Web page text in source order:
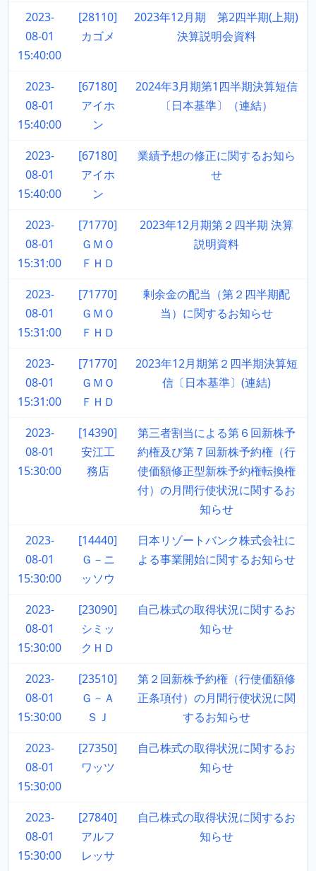
2023-
08-01
15:40:00
[28110]
カゴメ
2023年12月期 第2四半期(上期)
決算説明会資料
2023-
08-01
15:40:00
[67180]
アイホ
ン
2024年3月期第1四半期決算短信
〔日本基準〕（連結）
2023-
08-01
15:40:00
[67180]
アイホ
ン
業績予想の修正に関するお知ら
せ
2023-
08-01
15:31:00
[71770]
ＧＭＯ
ＦＨＤ
2023年12月期第２四半期 決算
説明資料
2023-
08-01
15:31:00
[71770]
ＧＭＯ
ＦＨＤ
剰余金の配当（第２四半期配
当）に関するお知らせ
2023-
08-01
15:31:00
[71770]
ＧＭＯ
ＦＨＤ
2023年12月期第２四半期決算短
信〔日本基準〕(連結)
2023-
08-01
15:30:00
[14390]
安江工
務店
第三者割当による第６回新株予
約権及び第７回新株予約権（行
使価額修正型新株予約権転換権
付）の月間行使状況に関するお
知らせ
2023-
08-01
15:30:00
[14440]
Ｇ－ニ
ッソウ
日本リゾートバンク株式会社に
よる事業開始に関するお知らせ
2023-
08-01
15:30:00
[23090]
シミッ
クＨＤ
自己株式の取得状況に関するお
知らせ
2023-
08-01
15:30:00
[23510]
Ｇ－Ａ
ＳＪ
第２回新株予約権（行使価額修
正条項付）の月間行使状況に関
するお知らせ
2023-
08-01
15:30:00
[27350]
ワッツ
自己株式の取得状況に関するお
知らせ
2023-
08-01
15:30:00
[27840]
アルフ
レッサ
自己株式の取得状況に関するお
知らせ